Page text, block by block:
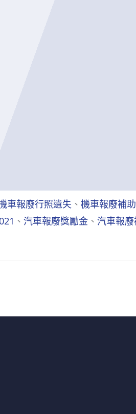
車報廢行照遺失 、 機車報廢補助
、 汽車報廢獎勵金 、 汽車報